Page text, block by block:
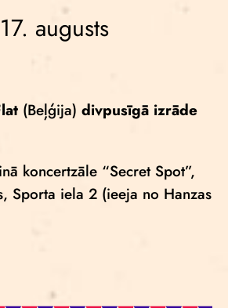
augusts
(Beļģija) divpusīgā izrāde
koncertzāle “Secret Spot”,
Sporta iela 2 (ieeja no Hanzas